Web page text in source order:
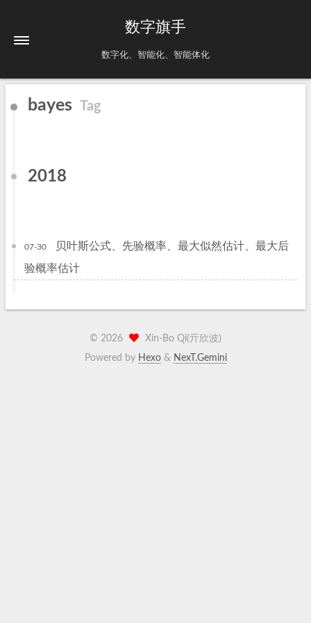
数字旗手
数字化、智能化、智能体化
bayes Tag
2018
07-30
贝叶斯公式、先验概率、最大似然估计、最大后
验概率估计
© 2026
Xin-Bo Qi(亓欣波)
Powered by Hexo& NexT.Gemini